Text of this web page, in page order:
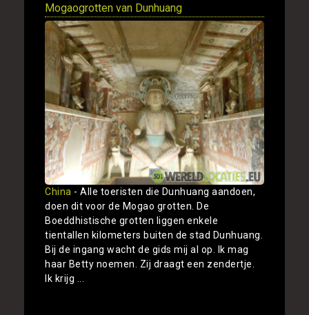
Mogaogrotten van Dunhuang
China - Alle toeristen die Dunhuang aandoen,
doen dit voor de Mogao grotten. De
Boeddhistische grotten liggen enkele
tientallen kilometers buiten de stad Dunhuang.
Bij de ingang wacht de gids mij al op. Ik mag
haar Betty noemen. Zij draagt een zendertje.
Ik krijg ...